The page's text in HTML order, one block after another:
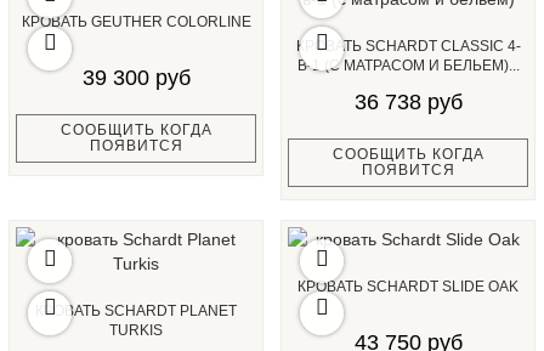
КРОВАТЬ GEUTHER COLORLINE
39 300 руб
СООБЩИТЬ КОГДА
ПОЯВИТСЯ
КРОВАТЬ SCHARDT CLASSIC 4-
В-1 (С МАТРАСОМ И БЕЛЬЕМ)...
36 738 руб
СООБЩИТЬ КОГДА
ПОЯВИТСЯ
КРОВАТЬ SCHARDT PLANET
TURKIS
КРОВАТЬ SCHARDT SLIDE OAK
43 750 руб